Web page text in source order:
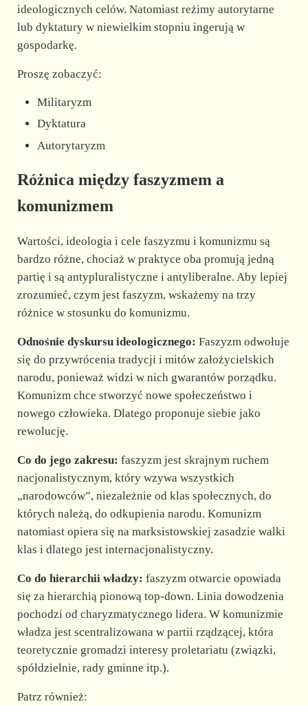
ideologicznych celów. Natomiast reżimy autorytarne
lub dyktatury w niewielkim stopniu ingerują w
gospodarkę.
Proszę zobaczyć:
Militaryzm
Dyktatura
Autorytaryzm
Różnica między faszyzmem a
komunizmem
Wartości, ideologia i cele faszyzmu i komunizmu są
bardzo różne, chociaż w praktyce oba promują jedną
partię i są antypluralistyczne i antyliberalne. Aby lepiej
zrozumieć, czym jest faszyzm, wskażemy na trzy
różnice w stosunku do komunizmu.
Odnośnie dyskursu ideologicznego: Faszyzm odwołuje
się do przywrócenia tradycji i mitów założycielskich
narodu, ponieważ widzi w nich gwarantów porządku.
Komunizm chce stworzyć nowe społeczeństwo i
nowego człowieka. Dlatego proponuje siebie jako
rewolucję.
Co do jego zakresu: faszyzm jest skrajnym ruchem
nacjonalistycznym, który wzywa wszystkich
„narodowców”, niezależnie od klas społecznych, do
których należą, do odkupienia narodu. Komunizm
natomiast opiera się na marksistowskiej zasadzie walki
klas i dlatego jest internacjonalistyczny.
Co do hierarchii władzy: faszyzm otwarcie opowiada
się za hierarchią pionową top-down. Linia dowodzenia
pochodzi od charyzmatycznego lidera. W komunizmie
władza jest scentralizowana w partii rządzącej, która
teoretycznie gromadzi interesy proletariatu (związki,
spółdzielnie, rady gminne itp.).
Patrz również: